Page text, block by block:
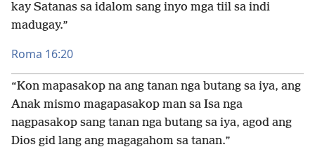
kay Satanas sa idalom sang inyo mga tiil sa indi
madugay.”
Roma 16:20
“Kon mapasakop na ang tanan nga butang sa iya, ang
Anak mismo magapasakop man sa Isa nga
nagpasakop sang tanan nga butang sa iya, agod ang
Dios gid lang ang magagahom sa tanan.”